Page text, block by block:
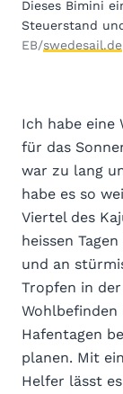
Dieses Bimini
Steuerstand
EB/swedesail.de
Ich habe eine
für das
war zu lang
habe es so
Viertel des
heissen
und an
Tropfen in
Wohlbefinden
Hafentagen
planen. Mit
Helfer lässt